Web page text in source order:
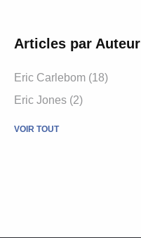
Articles par Auteur
Eric Carlebom (18)
Eric Jones (2)
VOIR TOUT